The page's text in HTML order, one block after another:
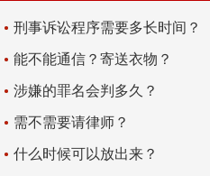
刑事诉讼程序需要多长时间？
能不能通信？寄送衣物？
涉嫌的罪名会判多久？
需不需要请律师？
什么时候可以放出来？